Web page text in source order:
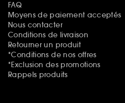
FAQ
Moyens de paiement acceptés
Nous contacter
Conditions de livraison
Retourner un produit
*Conditions de nos offres
*Exclusion des promotions
Rappels produits